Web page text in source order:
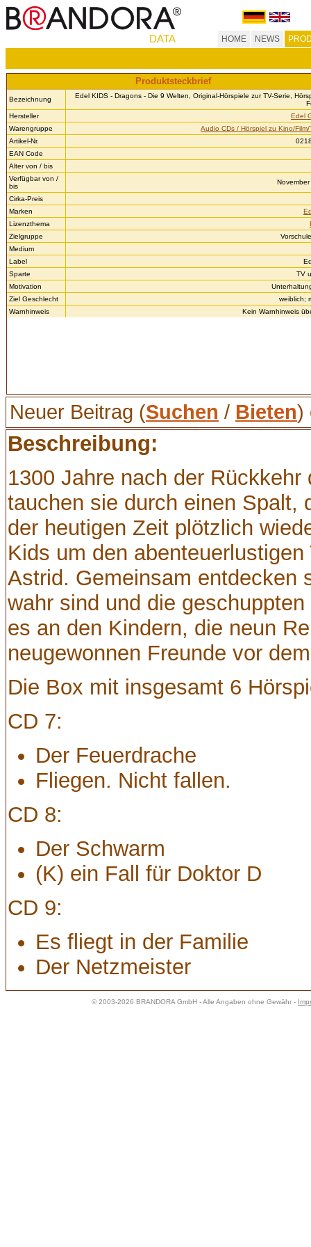
DATA HOME NEWS
Produktsteckbrief
Bezeichnung
Edel KIDS - Dragons - Die 9 Welten, Original-Hörspiele zur TV-Serie,
Hersteller
Edel
Warengruppe
Audio CDs / Hörspiel zu Kino/Film/
Artikel-Nr.
EAN Code
Alter von / bis
Verfügbar von /
bis
Cirka-Preis
Marken
Lizenzthema
Zielgruppe
Medium
Label
Sparte
TV
Motivation
Ziel Geschlecht
weiblich;
Warnhinweis
Kein Warnhinweis
Neuer Beitrag (Suchen / Bieten)
Beschreibung:
1300 Jahre nach der
tauchen sie durch einen Spalt,
der heutigen Zeit plötzlich
Kids um den
Astrid. Gemeinsam entdecken
wahr sind und die
es an den Kindern, die neun
neugewonnen Freunde vor
Die Box mit insgesamt 6
CD 7:
Der Feuerdrache
Fliegen. Nicht fallen.
CD 8:
Der Schwarm
(K) ein Fall für Doktor D
CD 9:
Es fliegt in der Familie
Der Netzmeister
© 2003-2026 BRANDORA GmbH - Alle Angaben ohne Gewähr -